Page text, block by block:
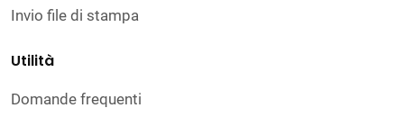
Invio file di stampa
Utilità
Domande frequenti